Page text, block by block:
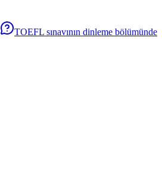
TOEFL sınavının dinleme bölümünde